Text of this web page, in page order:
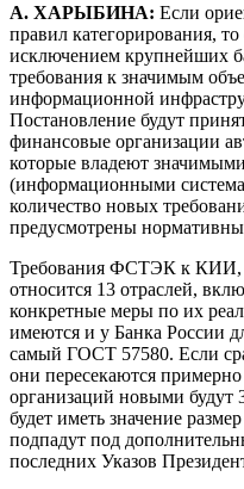
А. ХАРЫБИНА: Если
правил категорирования,
исключением крупнейших
требования к значимым
информационной
Постановление будут
финансовые организации
которые владеют
(информационными
количество новых
предусмотрены
Требования ФСТЭК к
относится 13 отраслей,
конкретные меры по их
имеются и у Банка России
самый ГОСТ 57580. Если
они пересекаются
организаций новыми будут
будет иметь значение
подпадут под
последних Указов